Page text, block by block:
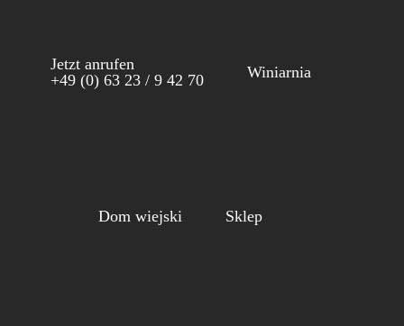
Jetzt anrufen
+49 (0) 63 23 / 9 42 70
Winiarnia
Dom wiejski Sklep